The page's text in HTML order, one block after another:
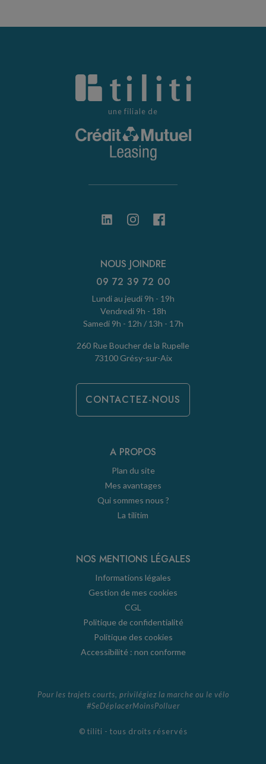
une filiale de
NOUS JOINDRE
09 72 39 72 00
Lundi au jeudi 9h - 19h
Vendredi 9h - 18h
Samedi 9h - 12h / 13h - 17h
260 Rue Boucher de la Rupelle
73100 Grésy-sur-Aix
CONTACTEZ-NOUS
A PROPOS
Plan du site
Mes avantages
Qui sommes nous ?
La tilitim
NOS MENTIONS LÉGALES
Informations légales
Gestion de mes cookies
CGL
Politique de confidentialité
Politique des cookies
Accessibilité : non conforme
Pour les trajets courts, privilégiez la marche ou le vélo
#SeDéplacerMoinsPolluer
© tiliti - tous droits réservés